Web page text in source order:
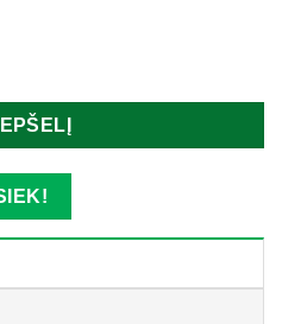
Janome 1522 DG